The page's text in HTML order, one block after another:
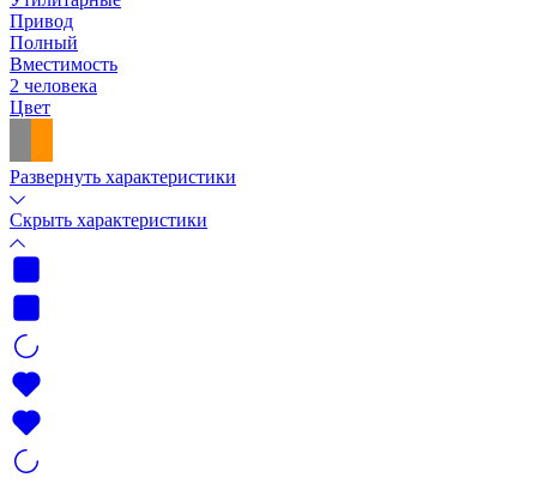
Привод
Полный
Вместимость
2 человека
Цвет
Развернуть характеристики
Скрыть характеристики